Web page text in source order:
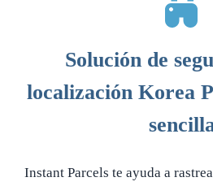
Solución de
localización Korea
Instant Parcels te ayuda a